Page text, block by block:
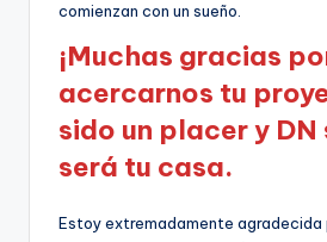
comienzan con un sueño.
¡Muchas gracias
acercarnos tu
sido un placer y DN
será tu casa.
Estoy extremadamente agradecida